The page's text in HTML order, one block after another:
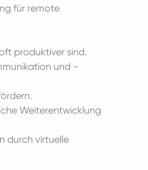
für remote
produktiver sind.
und -
Weiterentwicklung
durch virtuelle